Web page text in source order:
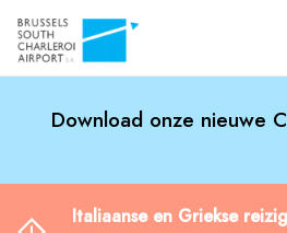
Download onze nieuwe
Italiaanse en Griekse